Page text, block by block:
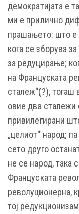
демократијата е
ми е прилично
прашањето: што е
кога се зборува
за редуцирање;
на Француската
сталеж“(?), тогаш
овие два сталежи
привилегирани
„целиот“ народ;
сето друго
не се народ, така
Француската
револуционерна,
тој